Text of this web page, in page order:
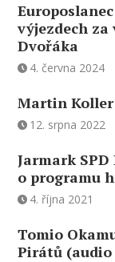
výjezdech
Dvořáka
4. června 2024
Martin
12. srpna 2022
Jarmark
o programu
4. října 2021
Tomio
Pirátů (audio